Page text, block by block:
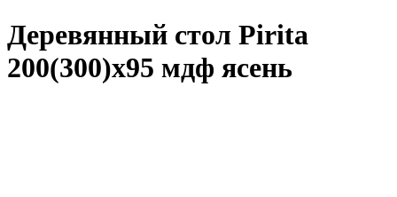
Деревянный стол Pirita
200(300)x95 мдф ясень